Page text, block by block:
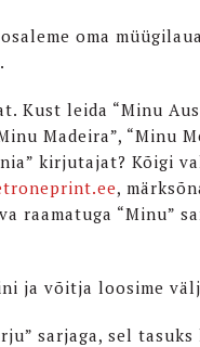
oma
Kust leida “Minu
Madeira”, “Minu
kirjutajat? Kõigi
,
raamatuga “Minu”
ja võitja loosime
sarjaga, sel tasuks